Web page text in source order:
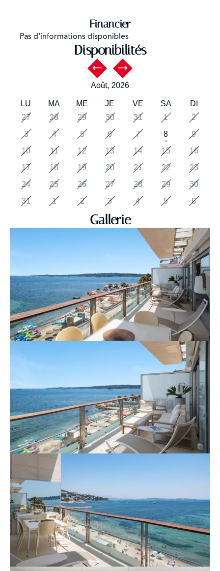
Financier
Pas d'informations disponibles
Disponibilités
Août, 2026
LU MA ME JE VE SA
DI
27
28 29 30 31 1
2
3
4 5 6 7 8
9
10
11 12 13 14 15
16
17
18 19 20 21 22
23
24
25 26 27 28 29
30
31
1 2 3 4 5 6
Gallerie